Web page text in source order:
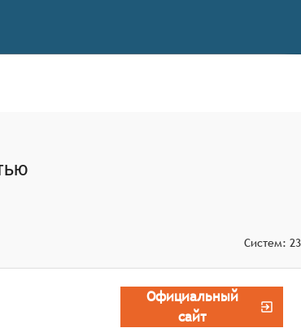
показатели работы.
и выдача отчётности.
и оптимизации работы
Систем: 23
Официальный
сайт